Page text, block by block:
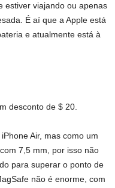
estiver viajando ou apenas
É aí que a Apple está
e atualmente está à
desconto de $ 20.
Air, mas como um
7,5 mm, por isso não
para superar o ponto de
não é enorme, com